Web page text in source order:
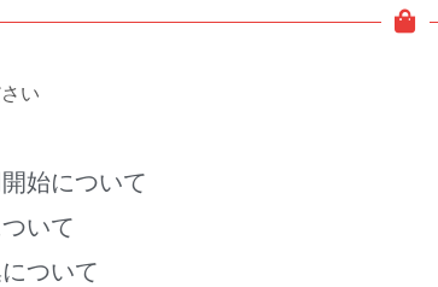
い
始について
いて
ついて